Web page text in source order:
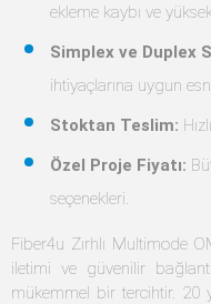
ekleme kaybı ve
Simplex ve Duplex
ihtiyaçlarına uygun
Stoktan Teslim:
Özel Proje Fiyatı:
seçenekleri.
Fiber4u Zırhlı Multimode
iletimi ve güvenilir
mükemmel bir tercihtir. 20